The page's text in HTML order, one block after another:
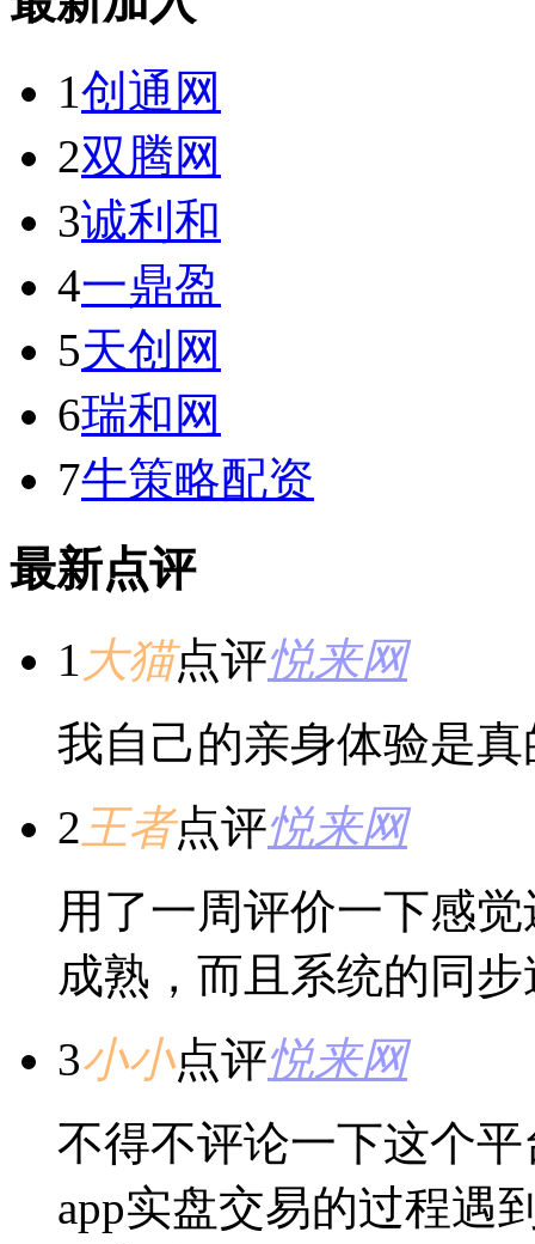
1创通网
2双腾网
3诚利和
4一鼎盈
5天创网
6瑞和网
7牛策略配资
最新点评
1 大猫点评悦来网
我自己的亲身体验是
2 王者点评悦来网
用了一周评价一下感
成熟，而且系统的同
3小小点评悦来网
不得不评论一下这个
app实盘交易的过程遇